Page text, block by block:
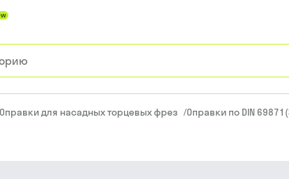
Оправки для насадных торцевых фрез /Оправки по DIN